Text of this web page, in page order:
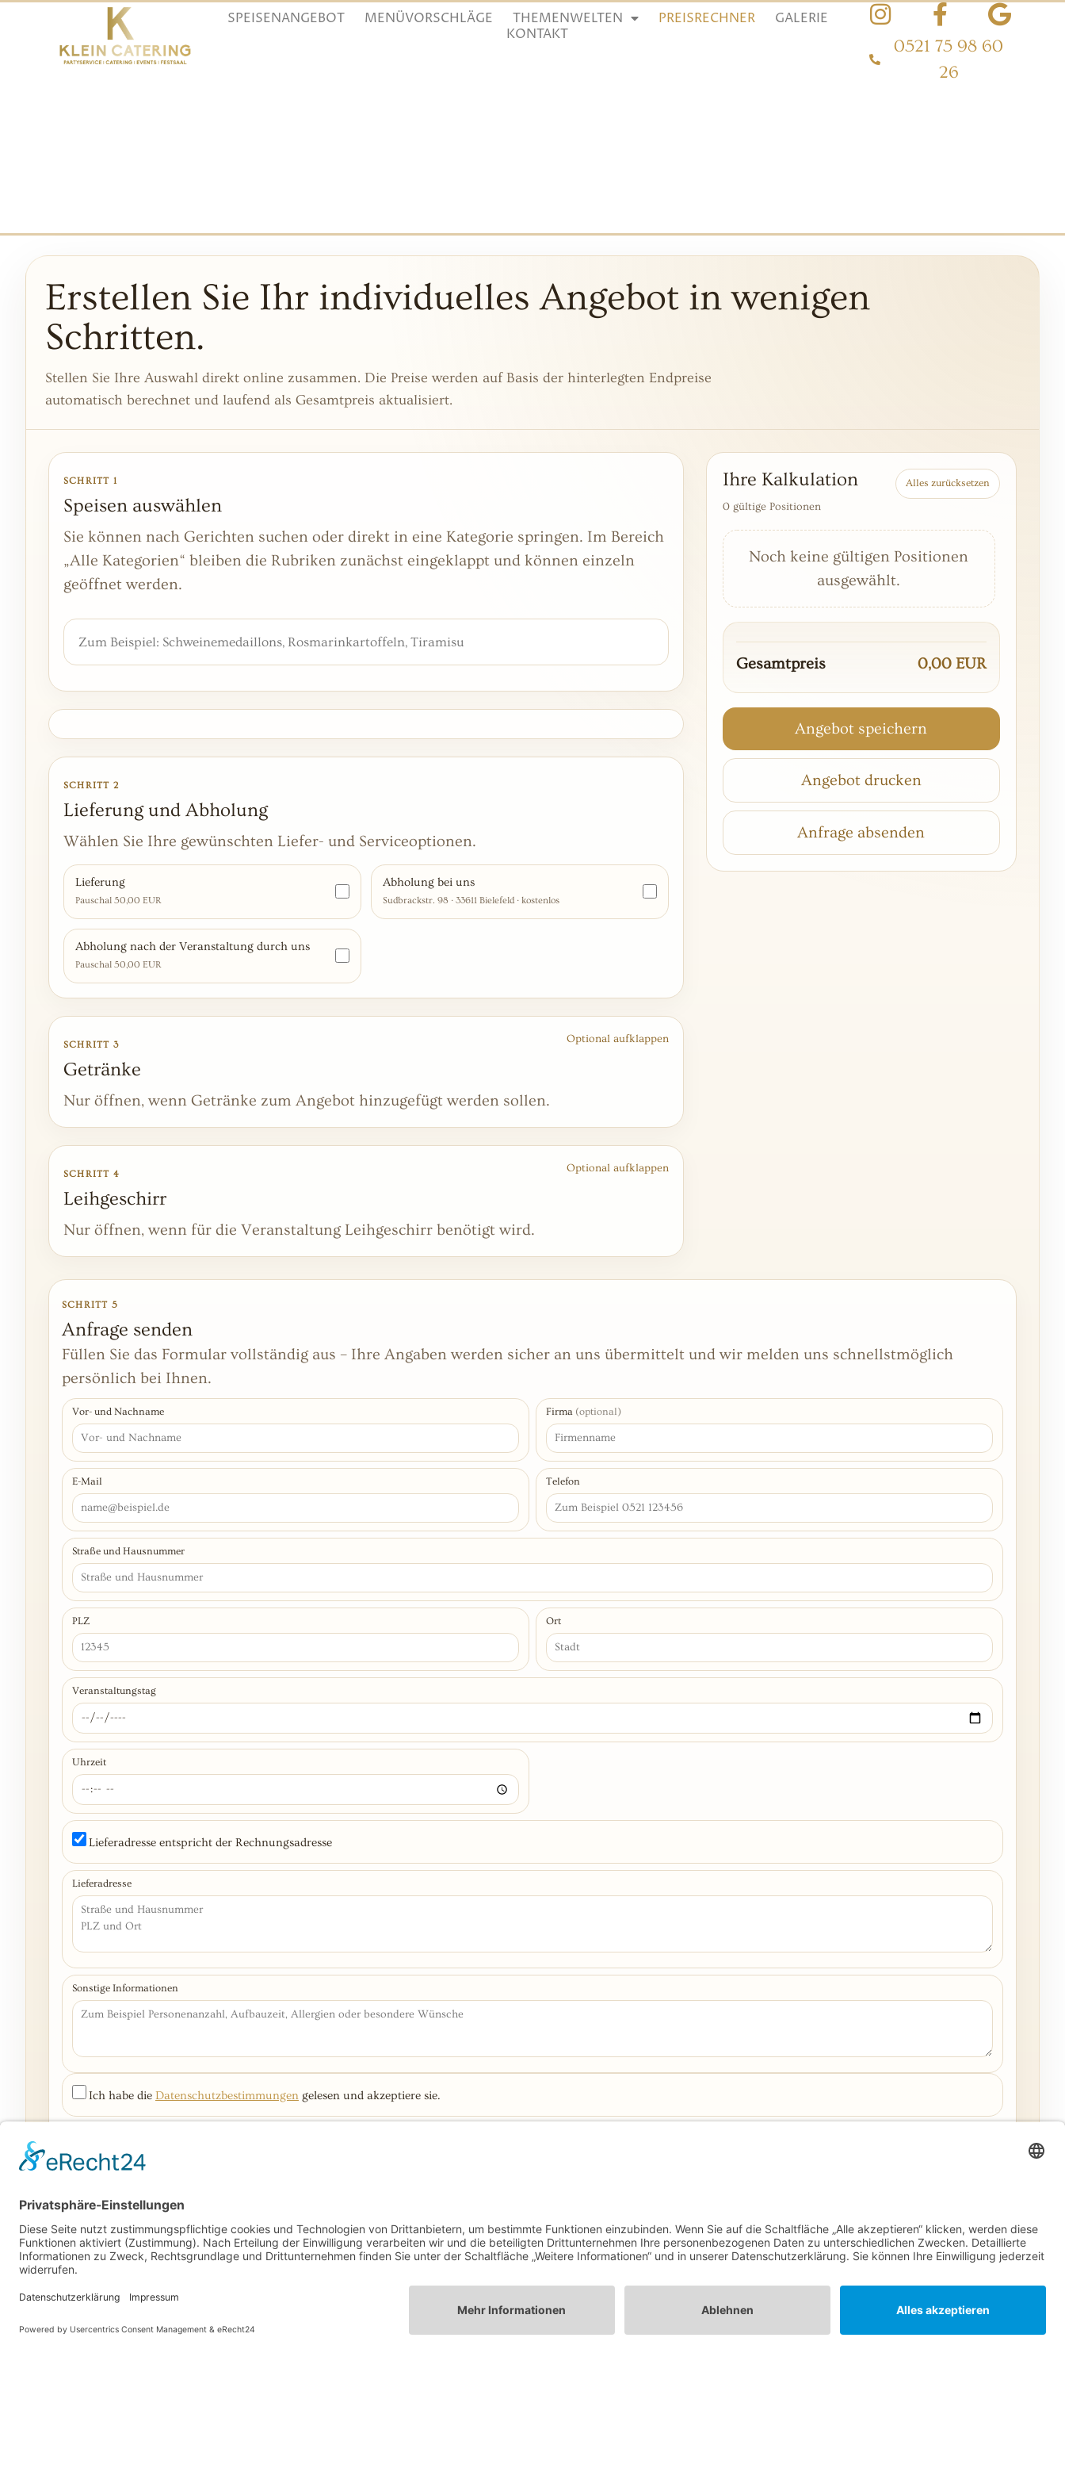
SPEISENANGEBOT MENÜVORSCHLÄGE THEMENWELTEN PREISRECHNER
GALERIE
KONTAKT
0521 75 98 60
26
Erstellen Sie Ihr individuelles Angebot in wenigen
Schritten.
Stellen Sie Ihre Auswahl direkt online zusammen. Die Preise werden auf Basis der hinterlegten Endpreise
automatisch berechnet und laufend als Gesamtpreis aktualisiert.
SCHRITT 1
Speisen auswählen
Sie können nach Gerichten suchen oder direkt in eine Kategorie springen. Im Bereich
„Alle Kategorien“ bleiben die Rubriken zunächst eingeklappt und können einzeln
geöffnet werden.
SCHRITT 2
Lieferung und Abholung
Wählen Sie Ihre gewünschten Liefer- und Serviceoptionen.
Lieferung
Pauschal 50,00 EUR
Abholung bei uns
Sudbrackstr. 98 · 33611 Bielefeld · kostenlos
Abholung nach der Veranstaltung durch uns
Pauschal 50,00 EUR
SCHRITT 3
Getränke
Nur öffnen, wenn Getränke zum Angebot hinzugefügt werden sollen.
Optional aufklappen
SCHRITT 4
Leihgeschirr
Nur öffnen, wenn für die Veranstaltung Leihgeschirr benötigt wird.
Optional aufklappen
Ihre Kalkulation
0 gültige Positionen
Alles zurücksetzen
Noch keine gültigen Positionen
ausgewählt.
Gesamtpreis 0,00 EUR
Angebot speichern
Angebot drucken
Anfrage absenden
SCHRITT 5
Anfrage senden
Füllen Sie das Formular vollständig aus – Ihre Angaben werden sicher an uns übermittelt und wir melden uns schnellstmöglich
persönlich bei Ihnen.
Vor- und Nachname Firma (optional)
E-Mail Telefon
Straße und Hausnummer
PLZ Ort
Veranstaltungstag
Uhrzeit
Lieferadresse entspricht der Rechnungsadresse
Lieferadresse
Sonstige Informationen
Ich habe die Datenschutzbestimmungen gelesen und akzeptiere sie.
KONTAKT LÖHNE
Robert-Bosch-Str. 5